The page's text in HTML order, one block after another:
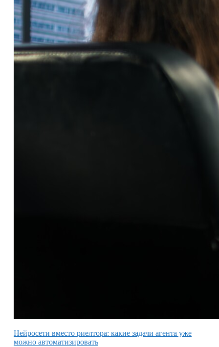
Нейросети вместо риелтора: какие задачи агента уже
можно автоматизировать